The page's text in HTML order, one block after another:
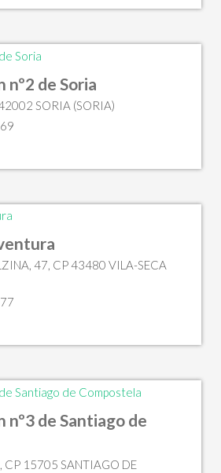
de Soria
SORIA (SORIA)
47, CP 43480 VILA-SECA
de Santiago de
CP 15705 SANTIAGO DE